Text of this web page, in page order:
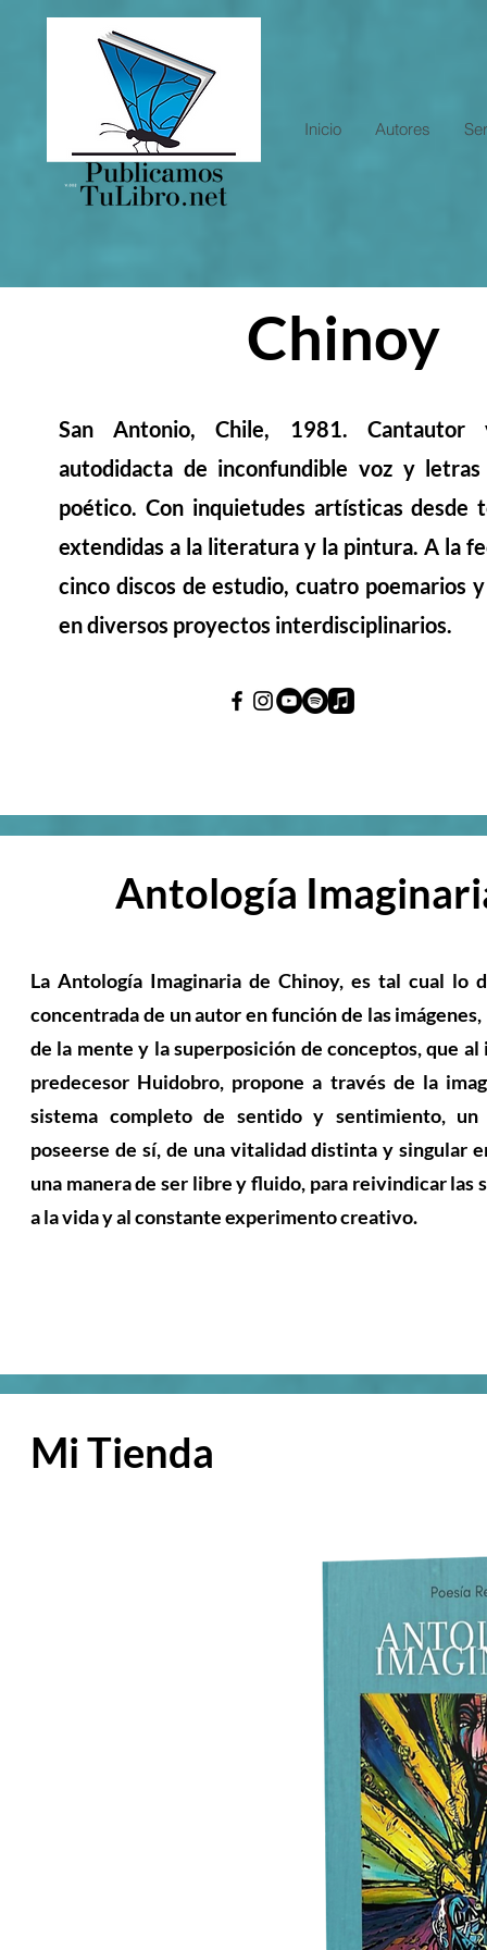
Inicio Autores
Chinoy
San Antonio, Chile, 1981. Cantautor
autodidacta de inconfundible voz y
poético. Con inquietudes artísticas desde
extendidas a la literatura y la pintura. A la
cinco discos de estudio, cuatro poemarios
en diversos proyectos interdisciplinarios.
Antología
La Antología Imaginaria de Chinoy, es tal cual lo
concentrada de un autor en función de las
de la mente y la superposición de conceptos, que al
predecesor Huidobro, propone a través de la
sistema completo de sentido y sentimiento, un
poseerse de sí, de una vitalidad distinta y singular
una manera de ser libre y fluido, para reivindicar las
a la vida y al constante experimento creativo.
Mi Tienda